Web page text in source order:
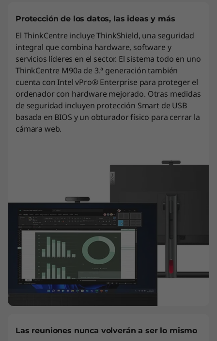
Protección de los datos, las ideas y más
El ThinkCentre incluye ThinkShield, una seguridad
integral que combina hardware, software y
servicios líderes en el sector. El sistema todo en uno
ThinkCentre M90a de 3.ª generación también
cuenta con Intel vPro® Enterprise para proteger el
ordenador con hardware mejorado. Otras medidas
de seguridad incluyen protección Smart de USB
basada en BIOS y un obturador físico para cerrar la
cámara web.
Las reuniones nunca volverán a ser lo mismo